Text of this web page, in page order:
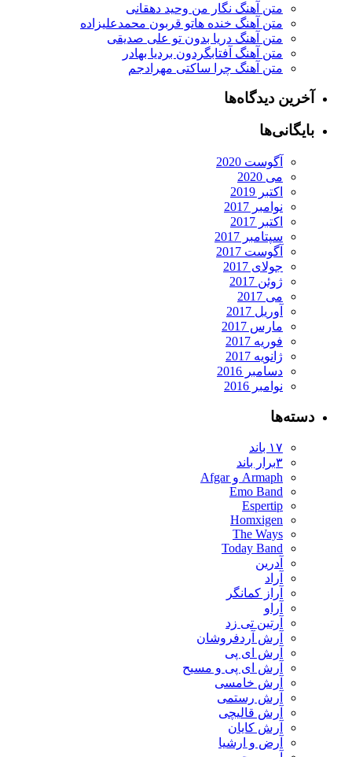
متن آهنگ نگار من وحید دهقانی
متن آهنگ خنده هاتو قربون محمدعلیزاده
متن آهنگ دریا بدون تو علی صدیقی
متن آهنگ آفتابگردون بردیا بهادر
متن آهنگ چرا ساکتی مهرادجم
آخرین دیدگاه‌ها
بایگانی‌ها
آگوست 2020
می 2020
اکتبر 2019
نوامبر 2017
اکتبر 2017
سپتامبر 2017
آگوست 2017
جولای 2017
ژوئن 2017
می 2017
آوریل 2017
مارس 2017
فوریه 2017
ژانویه 2017
دسامبر 2016
نوامبر 2016
دسته‌ها
۱۷ باند
۳برار باند
Armaph و Afgar
Emo Band
Espertip
Homxigen
The Ways
Today Band
آدرین
آراد
آراز کمانگر
آراو
آرتین تی زد
آرش آردفروشان
آرش ای پی
آرش ای پی و مسیح
آرش خامسی
آرش رستمی
آرش قالیچی
آرش کایان
​آرض و ارشیا